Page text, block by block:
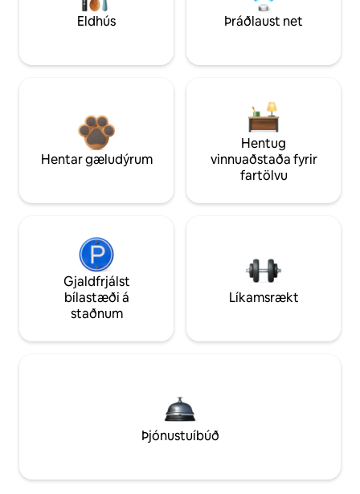
Eldhús Þráðlaust net
Hentar gæludýrum
Hentug
vinnuaðstaða fyrir
fartölvu
Gjaldfrjálst
bílastæði á
staðnum
Líkamsrækt
Þjónustuíbúð